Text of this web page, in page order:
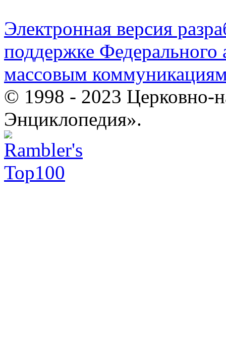
Электронная версия
поддержке Федерального
массовым
© 1998 - 2023 Церковно-
Энциклопедия».